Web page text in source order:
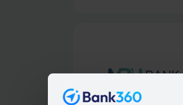
MBH Személyi Kölcsön